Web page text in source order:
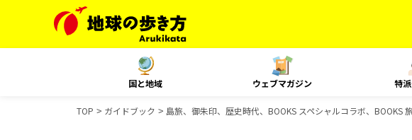
国と地域 ウェブマガジン 特
TOP ガイドブック 島旅、御朱印、歴史時代、BOOKS スペシャルコラボ、BOOKS